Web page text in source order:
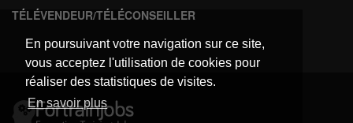
En poursuivant votre navigation sur ce site,
vous acceptez l'utilisation de cookies pour
réaliser des statistiques de visites.
En savoir plus
TÉLÉVENDEUR/TÉLÉCONSEILLER